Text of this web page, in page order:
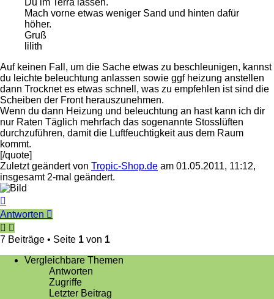
Mach vorne etwas weniger Sand und hinten dafür
höher.
Gruß
lilith
Auf keinen Fall, um die Sache etwas zu beschleunigen, kannst
du leichte beleuchtung anlassen sowie ggf heizung anstellen
dann Trocknet es etwas schnell, was zu empfehlen ist sind die
Scheiben der Front herauszunehmen.
Wenn du dann Heizung und beleuchtung an hast kann ich dir
nur Raten Täglich mehrfach das sogenannte Stosslüften
durchzuführen, damit die Luftfeuchtigkeit aus dem Raum
kommt.
[/quote]
Zuletzt geändert von Tropic-Shop.de am 01.05.2011, 11:12,
insgesamt 2-mal geändert.
oben
Antworten
7 Beiträge • Seite 1 von 1
Vergleichbare Themen
Antworten
Zugriffe
Letzter Beitrag